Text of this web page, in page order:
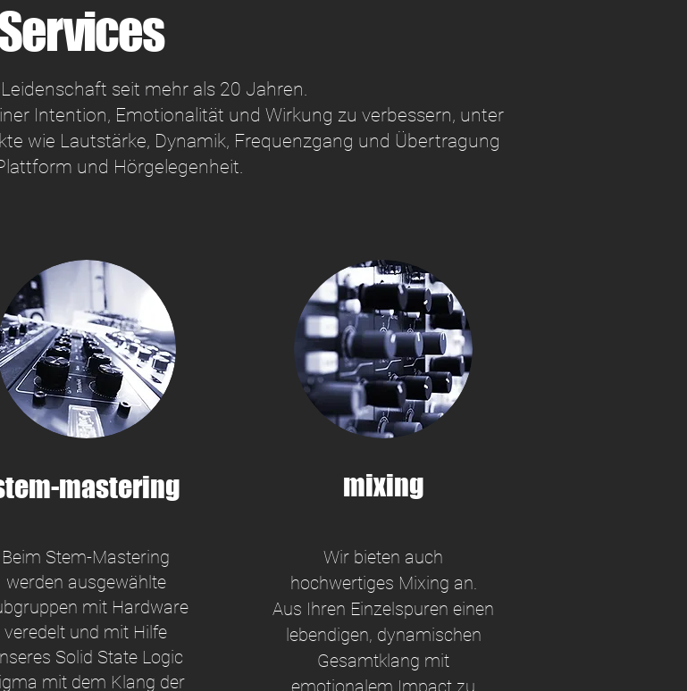
seit mehr als 20 Jahren.
Intention, Emotionalität und Wirkung zu verbessern, unter
wie Lautstärke, Dynamik, Frequenzgang und Übertragung
und Hörgelegenheit.
mastering
Beim Stem-Mastering
werden ausgewählte
mit Hardware
veredelt und mit Hilfe
Solid State Logic
mit dem Klang der
mixing
Wir bieten auch
hochwertiges Mixing an.
Aus Ihren Einzelspuren einen
lebendigen, dynamischen
Gesamtklang mit
emotionalem Impact zu